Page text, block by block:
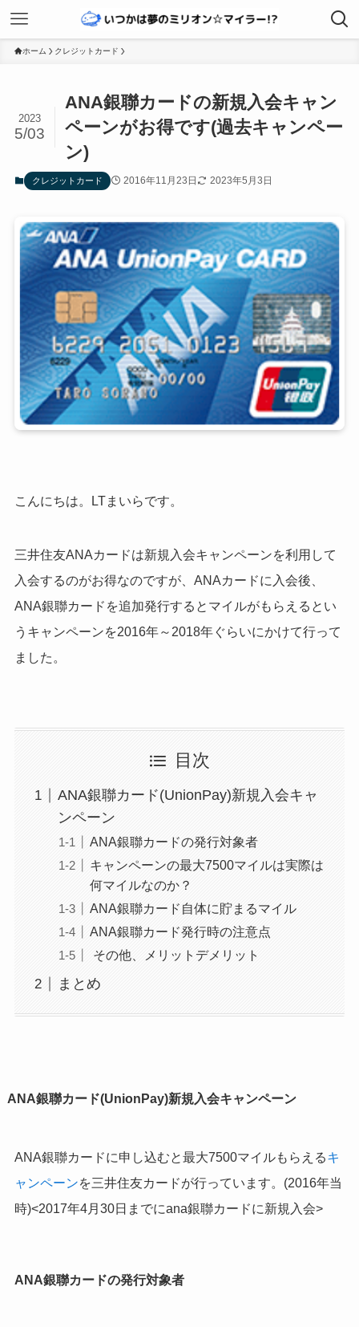
ホーム クレジットカード
ANA銀聯カードの新規入会キャン
ペーンがお得です(過去キャンペー
ン)
2023
5/03
クレジットカード 2016年11月23日 2023年5月3日
こんにちは。LTまいらです。
三井住友ANAカードは新規入会キャンペーンを利用して
入会するのがお得なのですが、ANAカードに入会後、
ANA銀聯カードを追加発行するとマイルがもらえるとい
うキャンペーンを2016年～2018年ぐらいにかけて行って
ました。
目次
ANA銀聯カード(UnionPay)新規入会キャ
ンペーン
ANA銀聯カードの発行対象者
キャンペーンの最大7500マイルは実際は
何マイルなのか？
ANA銀聯カード自体に貯まるマイル
ANA銀聯カード発行時の注意点
その他、メリットデメリット
まとめ
ANA銀聯カード(UnionPay)新規入会キャンペーン
ANA銀聯カードに申し込むと最大7500マイルもらえるキ
ャンペーンを三井住友カードが行っています。(2016年当
時)<2017年4月30日までにana銀聯カードに新規入会>
ANA銀聯カードの発行対象者